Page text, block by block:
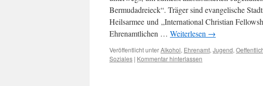
Bermudadreieck“. Träger sind evangelische
Heilsarmee und „International Christian
Ehrenamtlichen … Weiterlesen →
Veröffentlicht unterAlkohol, Ehrenamt, Jugend,
Soziales | Kommentar hinterlassen